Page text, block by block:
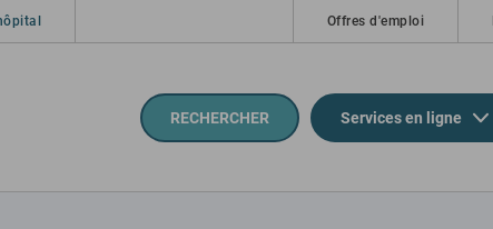
Offres d'emploi
RECHERCHER Services en ligne